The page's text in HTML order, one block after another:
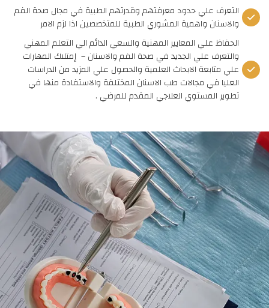
اﻟﺘﻌﺮف ﻋﻠﻲ ﺣﺪود ﻣﻌﺮﻓﺘﮭﻢ وﻗﺪرﺗﮭﻢ اﻟﻄﺒﯿﺔ ﻓﻲ ﻣﺠﺎل ﺻﺤﺔ اﻟﻔﻢ
واﻻﺳﻨﺎن واھﻤﯿﺔ اﻟﻤﺸﻮري اﻟﻄﺒﯿﺔ ﻟﻠﻤﺘﺨﺼﺼﯿﻦ اذا ﻟﺰم اﻻﻣﺮ
اﻟﺤﻔﺎظ ﻋﻠﻲ اﻟﻤﻌﺎﯾﯿﺮ اﻟﻤﮭﻨﯿﺔ واﻟﺴﻌﻲ اﻟﺪاﺋﻢ اﻟﻲ اﻟﺘﻌﻠﻢ اﻟﻤﮭﻨﻲ
واﻟﺘﻌﺮف ﻋﻠﻲ اﻟﺠﺪﯾﺪ ﻓﻲ ﺻﺤﺔ اﻟﻔﻢ واﻻﺳﻨﺎن – إﻣﺘﻼك اﻟﻤﮭﺎرات
ﻋﻠﻲ ﻣﺘﺎﺑﻌﺔ اﻻﺑﺤﺎث اﻟﻌﻠﻤﯿﺔ واﻟﺤﺼﻮل ﻋﻠﻲ اﻟﻤﺰﯾﺪ ﻣﻦ اﻟﺪراﺳﺎت
اﻟﻌﻠﯿﺎ ﻓﻲ ﻣﺠﺎﻻت طﺐ اﻻﺳﻨﺎن اﻟﻤﺨﺘﻠﻔﺔ واﻻﺳﺘﻔﺎدة ﻣﻨﮭﺎ ﻓﻲ
ﺗﻄﻮﯾﺮ اﻟﻤﺴﺘﻮي اﻟﻌﻼﺟﻲ اﻟﻤﻘﺪم ﻟﻠﻤﺮﺿﻲ .